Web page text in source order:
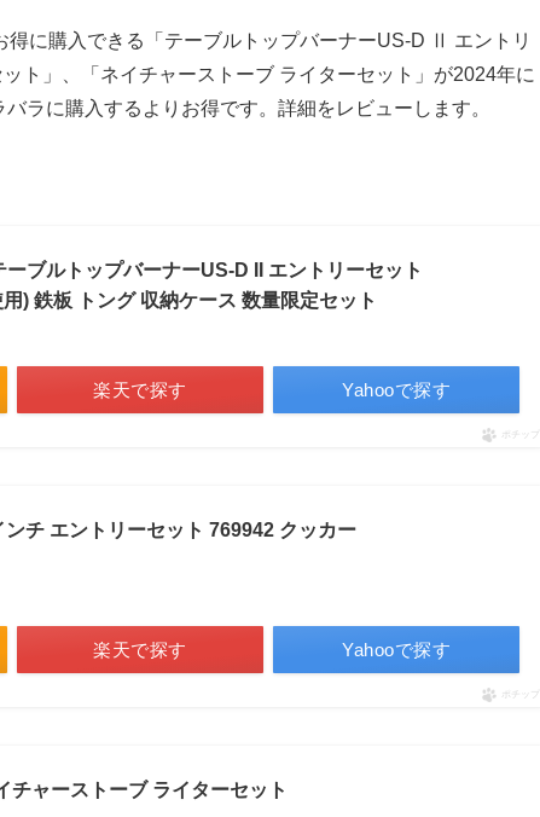
に購入できる「テーブルトップバーナーUS-D Ⅱ エントリ
ト」、「ネイチャーストーブ ライターセット」が2024年に
ラに購入するよりお得です。詳細をレビューします。
ブルトップバーナーUS-D II エントリーセット
) 鉄板 トング 収納ケース 数量限定セット
楽天で探す Yahooで探す
ポチップ
チ エントリーセット 769942 クッカー
楽天で探す Yahooで探す
ポチップ
ャーストーブ ライターセット